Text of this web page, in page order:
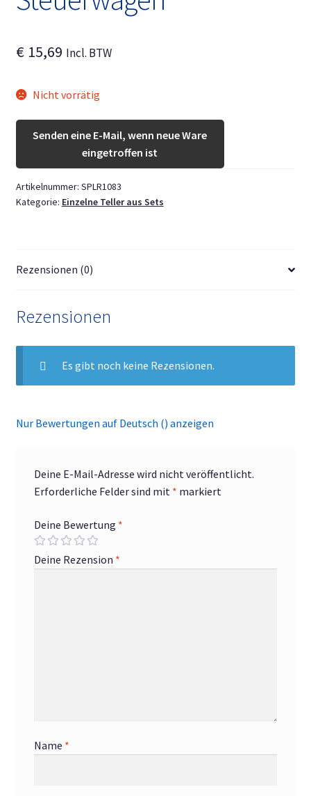
€15,69 Incl. BTW
Nicht vorrätig
Senden eine E-Mail, wenn neue Ware
eingetroffen ist
Artikelnummer: SPLR1083
Kategorie: Einzelne Teller aus Sets
Rezensionen (0)
Rezensionen
Es gibt noch keine Rezensionen.
Nur Bewertungen auf Deutsch () anzeigen
Deine E-Mail-Adresse wird nicht veröffentlicht.
Erforderliche Felder sind mit * markiert
Deine Bewertung *
Deine Rezension *
Name *